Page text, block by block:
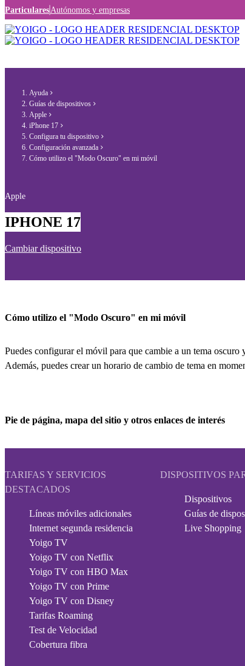
Particulares Autónomos y empresas
Ayuda
Guías de dispositivos
Apple
iPhone 17
Configura tu dispositivo
Configuración avanzada
Cómo utilizo el "Modo Oscuro" en mi móvil
Apple
IPHONE 17
Cambiar dispositivo
Cómo utilizo el "Modo Oscuro" en mi móvil
Puedes configurar el móvil para que cambie a un tema
Además, puedes crear un horario de cambio de tema en
Pie de página, mapa del sitio y otros enlaces de interés
TARIFAS Y SERVICIOS
DESTACADOS
Líneas móviles adicionales
Internet segunda residencia
Yoigo TV
Yoigo TV con Netflix
Yoigo TV con HBO Max
Yoigo TV con Prime
Yoigo TV con Disney
Tarifas Roaming
Test de Velocidad
Cobertura fibra
DISPOSITIVOS
Dispositivos
Guías de
Live Shopping